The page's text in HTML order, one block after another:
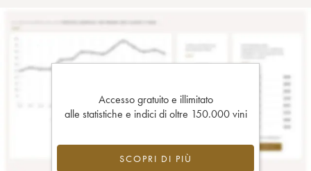
Accesso gratuito e illimitato
alle statistiche e indici di oltre 150.000 vini
SCOPRI DI PIÙ